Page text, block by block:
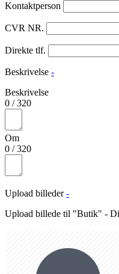
Kontaktperson
CVR NR.
Direkte tlf.
Beskrivelse -
Beskrivelse
0 /320
Om
0 /320
Upload billeder -
Upload billede til "Butik" -